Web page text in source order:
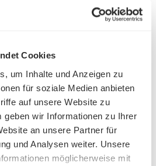
Cookies
um Inhalte und Anzeigen zu
für soziale Medien anbieten
auf unsere Website zu
geben wir Informationen zu Ihrer
an unsere Partner für
und Analysen weiter. Unsere
möglicherweise mit